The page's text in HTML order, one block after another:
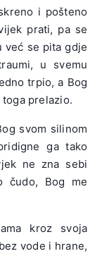
i pošteno
prati, pa se
već se pita gdje
u svemu
trpio, a Bog
prelazio.
svom silinom
ga tako
ne zna sebi
čudo, Bog me
kroz svoja
vode i hrane,